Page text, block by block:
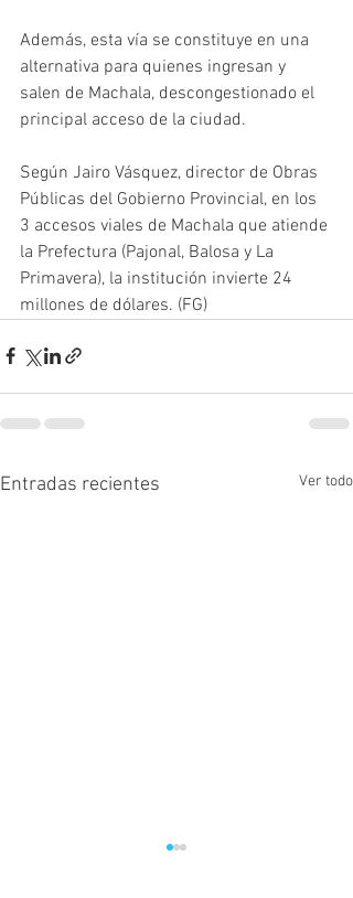
Además, esta vía se constituye en una
alternativa para quienes ingresan y
salen de Machala, descongestionado el
principal acceso de la ciudad.
Según Jairo Vásquez, director de Obras
Públicas del Gobierno Provincial, en los
3 accesos viales de Machala que atiende
la Prefectura (Pajonal, Balosa y La
Primavera), la institución invierte 24
millones de dólares. (FG)
Entradas recientes Ver todo